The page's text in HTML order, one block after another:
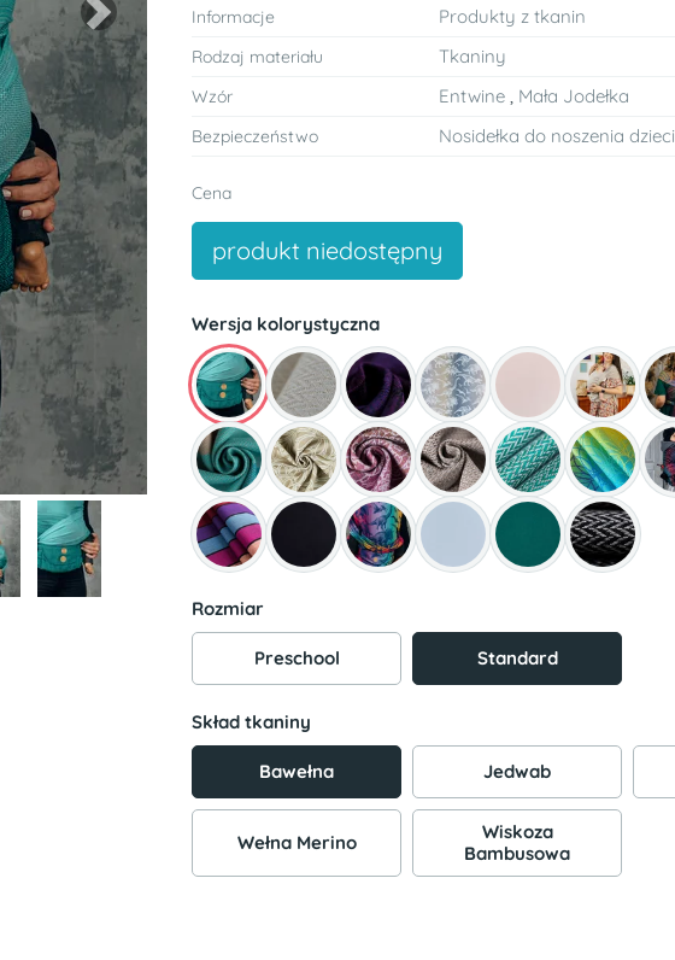
Next Informacje Produkty z tkanin
Rodzaj materiału Tkaniny
Wzór Entwine , Mała Jodełka
Bezpieczeństwo Nosidełka do noszenia dzieci
Cena
produkt niedostępny
Wersja kolorystyczna
Rozmiar
Preschool Standard
Skład tkaniny
Bawełna Jedwab
Wełna Merino
Wiskoza
Bambusowa